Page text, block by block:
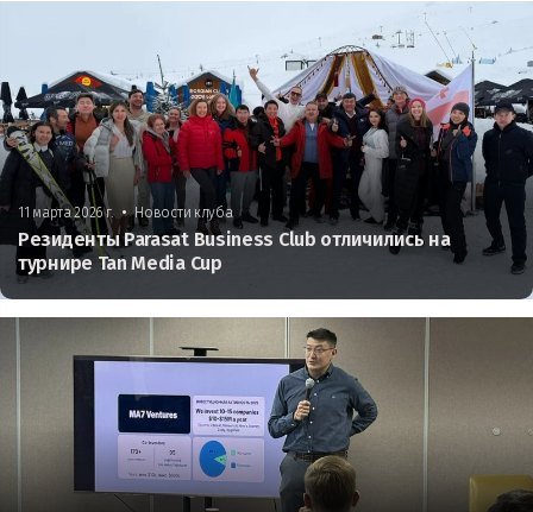
11 марта 2026 г. • Новости клуба
Резиденты Parasat Business Club отличились на
турнире Tan Media Cup